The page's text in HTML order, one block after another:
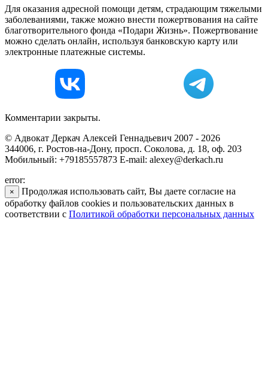
Для оказания адресной помощи детям, страдающим тяжелыми
заболеваниями, также можно внести пожертвования на сайте
благотворительного фонда «Подари Жизнь». Пожертвование
можно сделать онлайн, используя банковскую карту или
электронные платежные системы.
Комментарии закрыты.
© Адвокат Деркач Алексей Геннадьевич 2007 - 2026
344006, г. Ростов-на-Дону, просп. Соколова, д. 18, оф. 203
Мобильный: +79185557873 E-mail: alexey@derkach.ru
error:
×
Продолжая использовать сайт, Вы даете согласие на
обработку файлов cookies и пользовательских данных в
соответствии с Политикой обработки персональных данных